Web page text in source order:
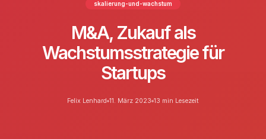
skalierung-und-wachstum
M&A, Zukauf als
Wachstumsstrategie für
Startups
Felix Lenhard 11. März 2023 13 min Lesezeit